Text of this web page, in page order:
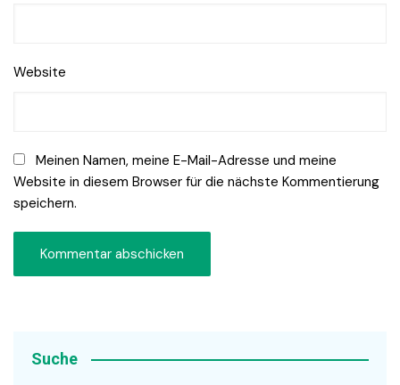
Website
Meinen Namen, meine E-Mail-Adresse und meine
Website in diesem Browser für die nächste Kommentierung
speichern.
Suche